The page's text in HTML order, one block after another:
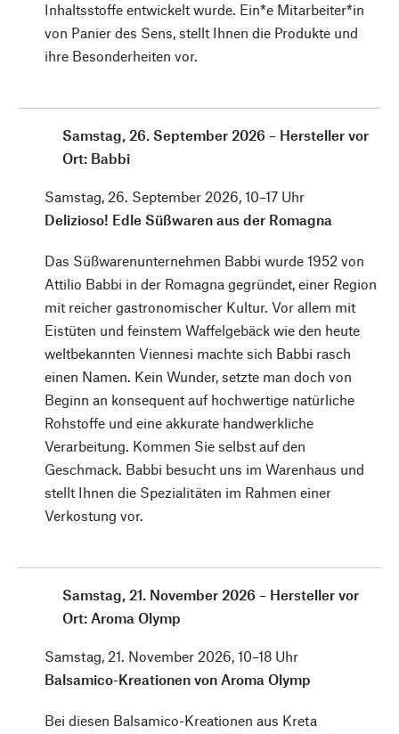
Inhaltsstoffe entwickelt wurde. Ein*e Mitarbeiter*in
von Panier des Sens, stellt Ihnen die Produkte und
ihre Besonderheiten vor.
Samstag, 26. September 2026 – Hersteller vor
Ort: Babbi
Samstag, 26. September 2026, 10–17 Uhr
Delizioso! Edle Süßwaren aus der Romagna
Das Süßwarenunternehmen Babbi wurde 1952 von
Attilio Babbi in der Romagna gegründet, einer Region
mit reicher gastronomischer Kultur. Vor allem mit
Eistüten und feinstem Waffelgebäck wie den heute
weltbekannten Viennesi machte sich Babbi rasch
einen Namen. Kein Wunder, setzte man doch von
Beginn an konsequent auf hochwertige natürliche
Rohstoffe und eine akkurate handwerkliche
Verarbeitung. Kommen Sie selbst auf den
Geschmack. Babbi besucht uns im Warenhaus und
stellt Ihnen die Spezialitäten im Rahmen einer
Verkostung vor.
Samstag, 21. November 2026 – Hersteller vor
Ort: Aroma Olymp
Samstag, 21. November 2026, 10–18 Uhr
Balsamico-Kreationen von Aroma Olymp
Bei diesen Balsamico-Kreationen aus Kreta